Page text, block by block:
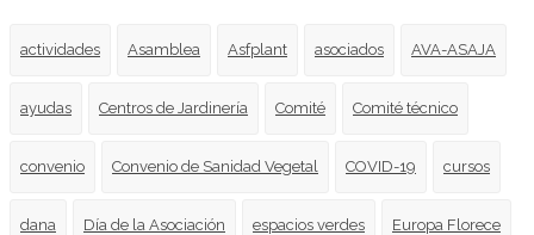
actividades Asamblea Asfplant asociados AVA-ASAJA
ayudas Centros de Jardinería Comité Comité técnico
convenio Convenio de Sanidad Vegetal COVID-19 cursos
dana Día de la Asociación espacios verdes Europa Florece